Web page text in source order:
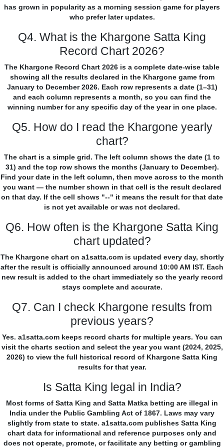
has grown in popularity as a morning session game for players
who prefer later updates.
Q4. What is the Khargone Satta King
Record Chart 2026?
The Khargone Record Chart 2026 is a complete date-wise table
showing all the results declared in the Khargone game from
January to December 2026. Each row represents a date (1–31)
and each column represents a month, so you can find the
winning number for any specific day of the year in one place.
Q5. How do I read the Khargone yearly
chart?
The chart is a simple grid. The left column shows the date (1 to
31) and the top row shows the months (January to December).
Find your date in the left column, then move across to the month
you want — the number shown in that cell is the result declared
on that day. If the cell shows "--" it means the result for that date
is not yet available or was not declared.
Q6. How often is the Khargone Satta King
chart updated?
The Khargone chart on a1satta.com is updated every day, shortly
after the result is officially announced around 10:00 AM IST. Each
new result is added to the chart immediately so the yearly record
stays complete and accurate.
Q7. Can I check Khargone results from
previous years?
Yes. a1satta.com keeps record charts for multiple years. You can
visit the charts section and select the year you want (2024, 2025,
2026) to view the full historical record of Khargone Satta King
results for that year.
Is Satta King legal in India?
Most forms of Satta King and Satta Matka betting are illegal in
India under the Public Gambling Act of 1867. Laws may vary
slightly from state to state. a1satta.com publishes Satta King
chart data for informational and reference purposes only and
does not operate, promote, or facilitate any betting or gambling